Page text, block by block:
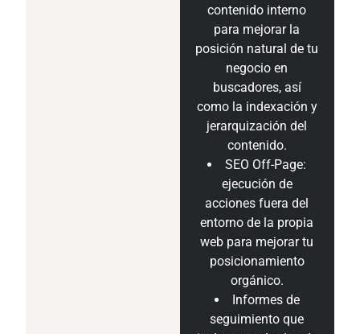
contenido interno
para mejorar la
posición natural de tu
negocio en
buscadores, así
como la indexación y
jerarquización del
contenido.
SEO Off-Page:
ejecución de
acciones fuera del
entorno de la propia
web para mejorar tu
posicionamiento
orgánico.
Informes de
seguimiento que